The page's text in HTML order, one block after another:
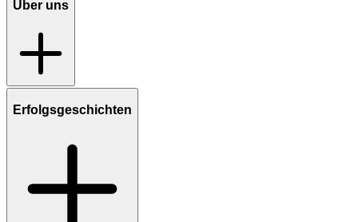
Über uns
Erfolgsgeschichten